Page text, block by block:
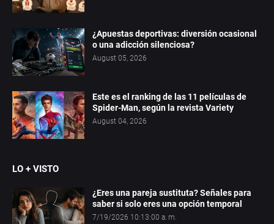
¿Apuestas deportivas: diversión ocasional
o una adicción silenciosa?
August 05, 2026
Este es el ranking de las 11 películas de
Spider-Man, según la revista Variety
August 04, 2026
LO + VISTO
¿Eres una pareja sustituta? Señales para
saber si solo eres una opción temporal
7/19/2026 10:13:00 a. m.